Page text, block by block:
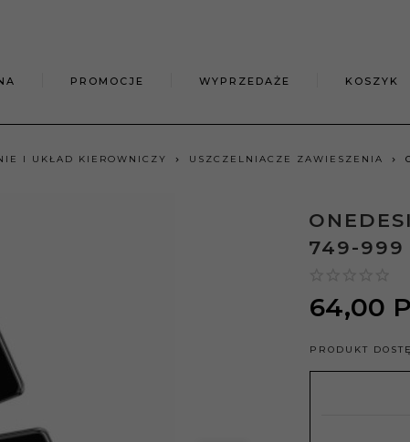
PROMOCJE WYPRZEDAŻE KOSZYK
I UKŁAD KIEROWNICZY USZCZELNIACZE ZAWIESZENIA
749-999
64,00
PRODUKT